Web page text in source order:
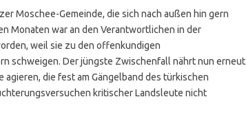
Moschee-Gemeinde, die sich nach außen hin gern
Monaten war an den Verantwortlichen in der
weil sie zu den offenkundigen
schweigen. Der jüngste Zwischenfall nährt nun erneut
die fest am Gängelband des türkischen
kritischer Landsleute nicht